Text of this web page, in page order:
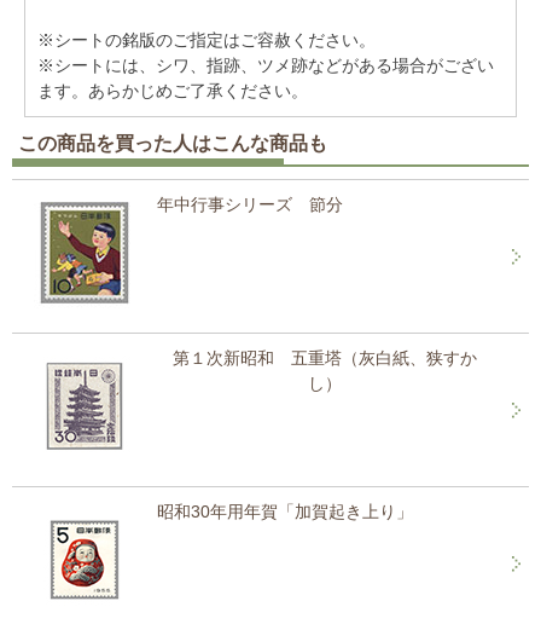
※シートの銘版のご指定はご容赦ください。
※シートには、シワ、指跡、ツメ跡などがある場合がござい
ます。あらかじめご了承ください。
この商品を買った人はこんな商品も
年中行事シリーズ 節分
第１次新昭和 五重塔（灰白紙、狭すか
し）
昭和30年用年賀「加賀起き上り」